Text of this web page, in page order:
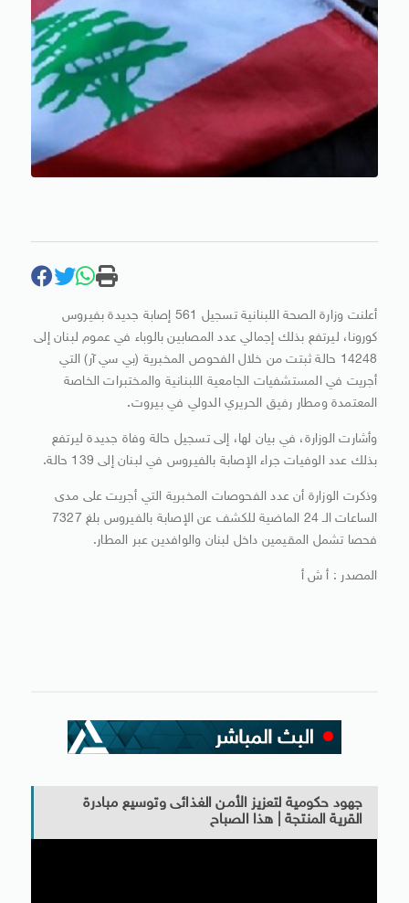
أعلنت وزارة الصحة اللبنانية تسجيل 561 إصابة جديدة بفيروس
كورونا، ليرتفع بذلك إجمالي عدد المصابين بالوباء في عموم لبنان إلى
14248 حالة ثبتت من خلال الفحوص المخبرية (بي سي آر) التي
أجريت في المستشفيات الجامعية اللبنانية والمختبرات الخاصة
المعتمدة ومطار رفيق الحريري الدولي في بيروت.
وأشارت الوزارة، في بيان لها، إلى تسجيل حالة وفاة جديدة ليرتفع
بذلك عدد الوفيات جراء الإصابة بالفيروس في لبنان إلى 139 حالة.
وذكرت الوزارة أن عدد الفحوصات المخبرية التي أجريت على مدى
الساعات الـ 24 الماضية للكشف عن الإصابة بالفيروس بلغ 7327
فحصا تشمل المقيمين داخل لبنان والوافدين عبر المطار.
المصدر : أ ش أ
جهود حكومية لتعزيز الأمن الغذائى وتوسيع مبادرة
القرية المنتجة | هذا الصباح